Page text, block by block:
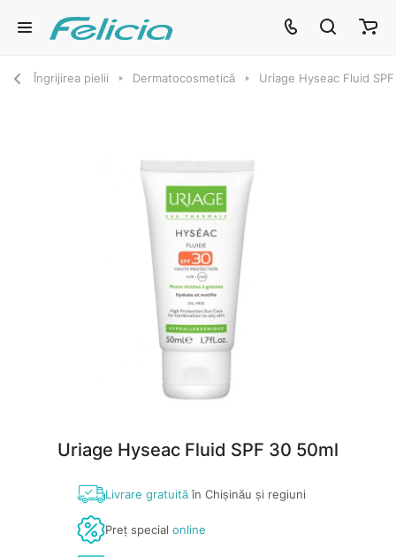
Îngrijirea pielii Dermatocosmetică Uriage Hyseac Fluid
Uriage Hyseac Fluid SPF 30 50ml
Livrare gratuităîn Chișinău și regiuni
Preț special online